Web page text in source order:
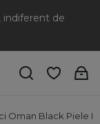
indiferent de
Oman Black Piele